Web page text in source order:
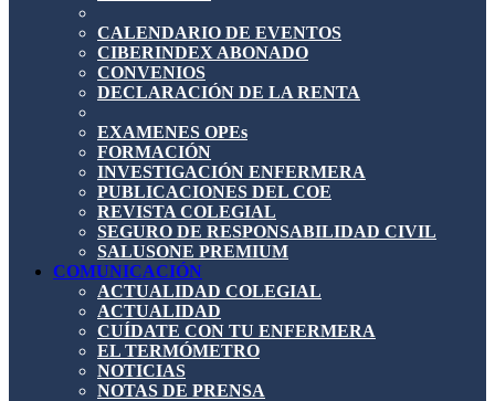
CALENDARIO DE EVENTOS
CIBERINDEX ABONADO
CONVENIOS
DECLARACIÓN DE LA RENTA
EXAMENES OPEs
FORMACIÓN
INVESTIGACIÓN ENFERMERA
PUBLICACIONES DEL COE
REVISTA COLEGIAL
SEGURO DE RESPONSABILIDAD CIVIL
SALUSONE PREMIUM
COMUNICACIÓN
ACTUALIDAD COLEGIAL
ACTUALIDAD
CUÍDATE CON TU ENFERMERA
EL TERMÓMETRO
NOTICIAS
NOTAS DE PRENSA